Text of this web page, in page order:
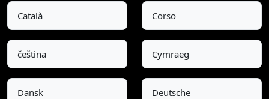
Català Corso
čeština Cymraeg
Dansk Deutsche